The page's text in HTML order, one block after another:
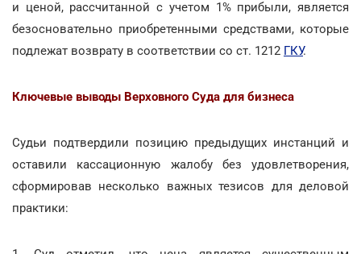
и ценой, рассчитанной с учетом 1% прибыли, является
безосновательно приобретенными средствами, которые
подлежат возврату в соответствии со ст. 1212 ГКУ.
Ключевые выводы Верховного Суда для бизнеса
Судьи подтвердили позицию предыдущих инстанций и
оставили кассационную жалобу без удовлетворения,
сформировав несколько важных тезисов для деловой
практики: